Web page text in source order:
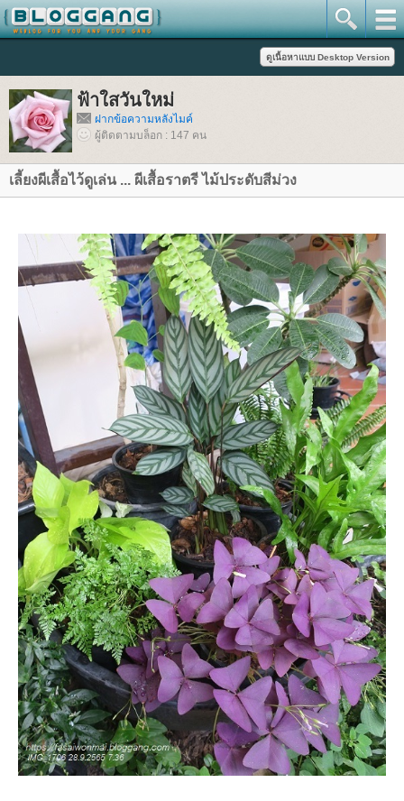
ฟ้าใสวันใหม่
ฝากข้อความหลังไมค์
ผู้ติดตามบล็อก : 147 คน
เลี้ยงผีเสื้อไว้ดูเล่น ... ผีเสื้อราตรี ไม้ประดับสีม่วง